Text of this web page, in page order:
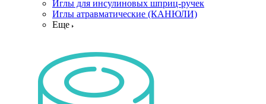
Иглы для инсулиновых шприц-ручек
Иглы атравматические (КАНЮЛИ)
Еще